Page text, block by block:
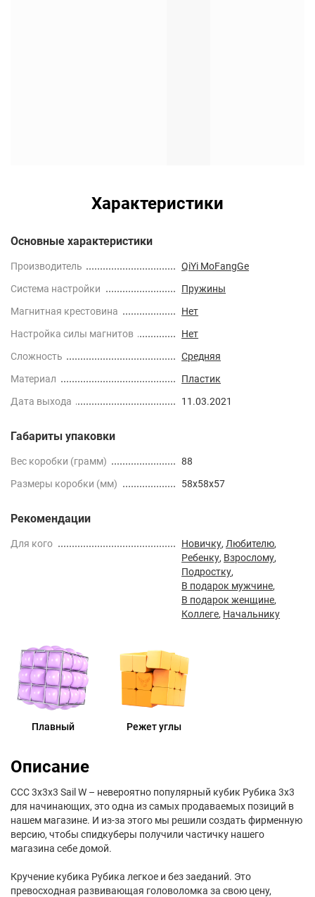
Характеристики
Основные характеристики
Производитель
QiYi MoFangGe
Cистема настройки
Пружины
Магнитная крестовина
Нет
Настройка силы магнитов
Нет
Сложность
Средняя
Материал
Пластик
Дата выхода
11.03.2021
Габариты упаковки
Вес коробки (грамм)
88
Размеры коробки (мм)
58x58x57
Рекомендации
Для кого Новичку, Любителю,
Ребенку, Взрослому,
Подростку,
В подарок мужчине,
В подарок женщине,
Коллеге, Начальнику
Плавный Режет углы
Описание
CCC 3x3x3 Sail W – невероятно популярный кубик Рубика 3х3
для начинающих, это одна из самых продаваемых позиций в
нашем магазине. И из-за этого мы решили создать фирменную
версию, чтобы спидкуберы получили частичку нашего
магазина себе домой.
Кручение кубика Рубика легкое и без заеданий. Это
превосходная развивающая головоломка за свою цену,